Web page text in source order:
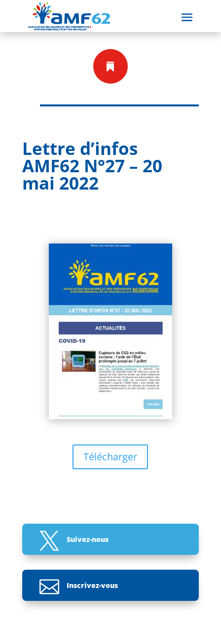

Lettre d’infos
AMF62 N°27 – 20
mai 2022
Télécharger
 Suivez-nous
 Inscrivez-vous